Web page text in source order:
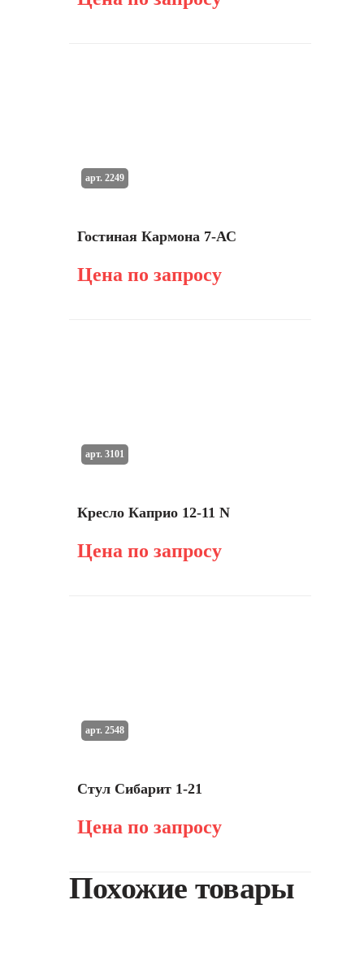
Гостиная Кармона 7-АС
Цена по запросу
арт. 2249
Кресло Каприо 12-11 N
Цена по запросу
арт. 3101
Стул Сибарит 1-21
Цена по запросу
арт. 2548
Похожие товары